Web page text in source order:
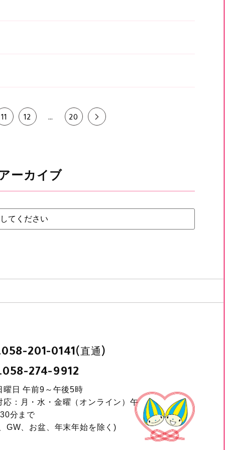
11 12 … 20
ーカイブ
058-201-0141(直通)
058-274-9912
曜日 午前9～午後5時
応：月・水・金曜（オンライン）午
分まで
GW、お盆、年末年始を除く)